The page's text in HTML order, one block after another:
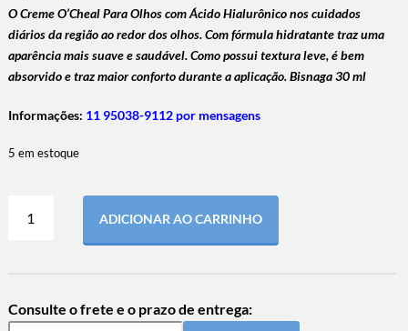
O Creme O’Cheal Para Olhos com Ácido Hialurônico nos cuidados
diários da região ao redor dos olhos. Com fórmula hidratante traz uma
aparência mais suave e saudável. Como possui textura leve, é bem
absorvido e traz maior conforto durante a aplicação. Bisnaga 30 ml
Informações: 11 95038-9112 por mensagens
5 em estoque
ADICIONAR AO CARRINHO
Consulte o frete e o prazo de entrega: